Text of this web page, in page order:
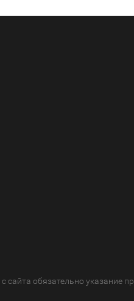
сайта обязательно указание